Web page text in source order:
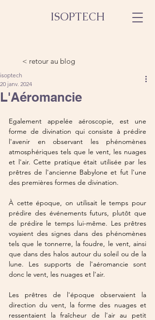
ISOPTECH
< retour au blog
L'Aéromancie
isoptech
20 janv. 2024
Egalement appelée aéroscopie, est une
forme de divination qui consiste à prédire
l'avenir en observant les phénomènes
atmosphériques tels que le vent, les nuages
et l'air. Cette pratique était utilisée par les
prêtres de l'ancienne Babylone et fut l'une
des premières formes de divination.
À cette époque, on utilisait le temps pour
prédire des événements futurs, plutôt que
de prédire le temps lui-même. Les prêtres
voyaient des signes dans des phénomènes
tels que le tonnerre, la foudre, le vent, ainsi
que dans des halos autour du soleil ou de la
lune. Les supports de l'aéromancie sont
donc le vent, les nuages et l'air.
Les prêtres de l'époque observaient la
direction du vent, la forme des nuages et
ressentaient la fraîcheur de l'air au petit